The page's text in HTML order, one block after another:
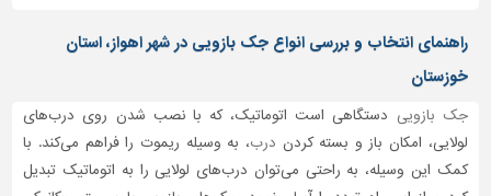
محوطه
سازی
و
نما
ساخت
راهنمای انتخاب و بررسی انواع جک بازویی در شهر اهواز، استان
خوزستان
جک بازویی دستگاهی است اتوماتیک، که با نصب شدن روی درب‌های
لولایی، امکان باز و بسته کردن درب، به وسیله ریموت را فراهم می‌کند. با
کمک این وسیله، به راحتی می‌توان درب‌های لولایی را به اتوماتیک تبدیل